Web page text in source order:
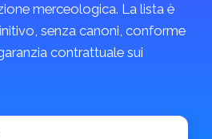
merceologica. La lista è
senza canoni, conforme
contrattuale sui